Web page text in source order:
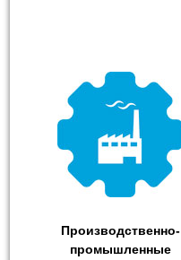
Производственно-
промышленные